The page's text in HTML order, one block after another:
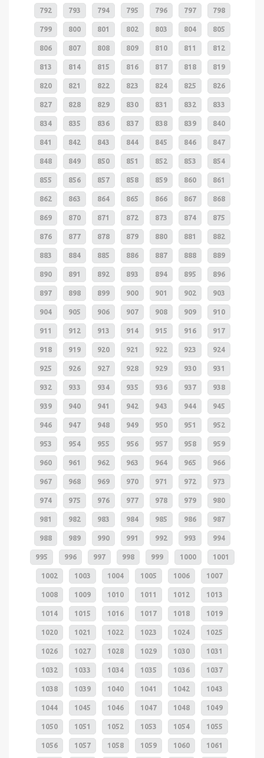
792 793 794 795 796 797 798
799 800 801 802 803 804 805
806 807 808 809 810 811 812
813 814 815 816 817 818 819
820 821 822 823 824 825 826
827 828 829 830 831 832 833
834 835 836 837 838 839 840
841 842 843 844 845 846 847
848 849 850 851 852 853 854
855 856 857 858 859 860 861
862 863 864 865 866 867 868
869 870 871 872 873 874 875
876 877 878 879 880 881 882
883 884 885 886 887 888 889
890 891 892 893 894 895 896
897 898 899 900 901 902 903
904 905 906 907 908 909 910
911 912 913 914 915 916 917
918 919 920 921 922 923 924
925 926 927 928 929 930 931
932 933 934 935 936 937 938
939 940 941 942 943 944 945
946 947 948 949 950 951 952
953 954 955 956 957 958 959
960 961 962 963 964 965 966
967 968 969 970 971 972 973
974 975 976 977 978 979 980
981 982 983 984 985 986 987
988 989 990 991 992 993 994
995 996 997 998 999 1000 1001
1002 1003 1004 1005 1006 1007
1008 1009 1010 1011 1012 1013
1014 1015 1016 1017 1018 1019
1020 1021 1022 1023 1024 1025
1026 1027 1028 1029 1030 1031
1032 1033 1034 1035 1036 1037
1038 1039 1040 1041 1042 1043
1044 1045 1046 1047 1048 1049
1050 1051 1052 1053 1054 1055
1056 1057 1058 1059 1060 1061